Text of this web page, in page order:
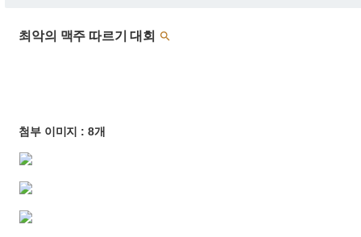
최악의 맥주 따르기 대회 
첨부 이미지 : 8개